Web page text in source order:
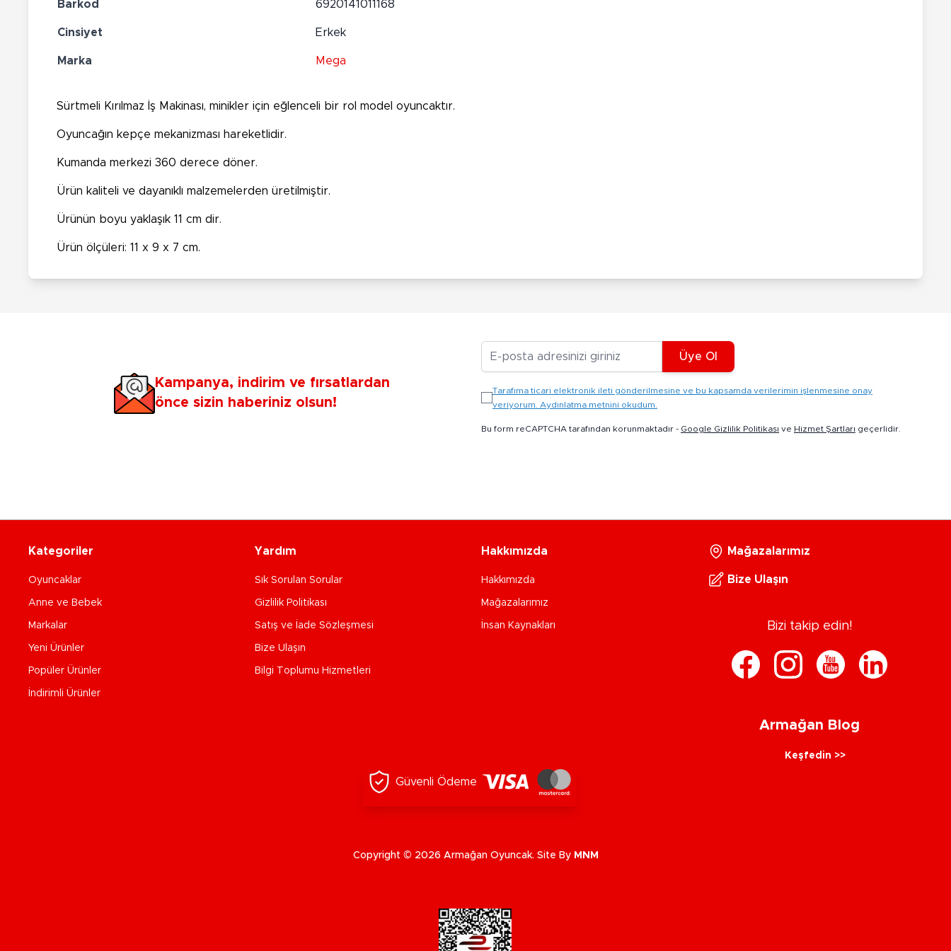
Barkod 6920141011168
Cinsiyet Erkek
Marka Mega
Sürtmeli Kırılmaz İş Makinası, minikler için eğlenceli bir rol model oyuncaktır.
Oyuncağın kepçe mekanizması hareketlidir.
Kumanda merkezi 360 derece döner.
Ürün kaliteli ve dayanıklı malzemelerden üretilmiştir.
Ürünün boyu yaklaşık 11 cm dir.
Ürün ölçüleri: 11 x 9 x 7 cm.
Kampanya, indirim ve fırsatlardan
önce sizin haberiniz olsun!
Üye Ol
Tarafıma ticari elektronik ileti gönderilmesine ve bu kapsamda verilerimin işlenmesine onay
veriyorum. Aydınlatma metnini okudum.
Bu form reCAPTCHA tarafından korunmaktadır - Google Gizlilik Politikası ve Hizmet Şartları geçerlidir.
Kategoriler
Oyuncaklar
Anne ve Bebek
Markalar
Yeni Ürünler
Popüler Ürünler
İndirimli Ürünler
Yardım
Sık Sorulan Sorular
Gizlilik Politikası
Satış ve İade Sözleşmesi
Bize Ulaşın
Bilgi Toplumu Hizmetleri
Hakkımızda
Hakkımızda
Mağazalarımız
İnsan Kaynakları
Mağazalarımız
Bize Ulaşın
Bizi takip edin!
Armağan Blog
Keşfedin >>
Güvenli Ödeme
Copyright © 2026 Armağan Oyuncak. Site By MNM